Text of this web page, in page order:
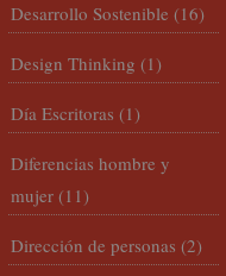
Desarrollo Sostenible (16)
Design Thinking (1)
Día Escritoras (1)
Diferencias hombre y
mujer (11)
Dirección de personas (2)